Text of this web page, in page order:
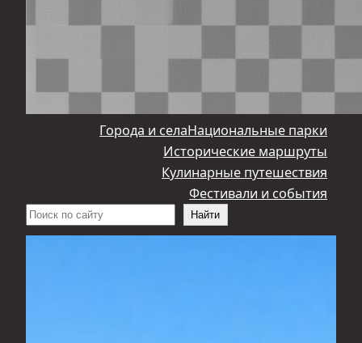
Города и селаНациональные парки
Исторические маршруты
Кулинарные путешествия
Фестивали и события
Поиск
Найти